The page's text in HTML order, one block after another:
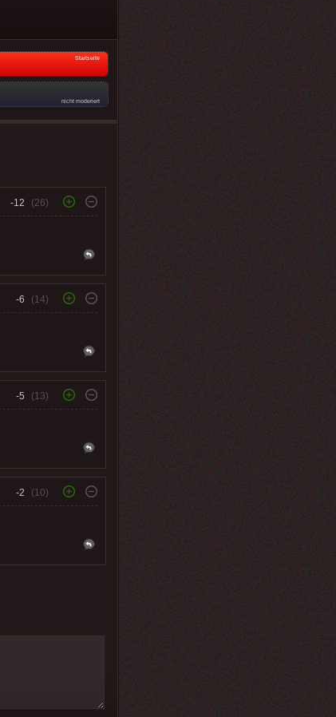
Startseite
nicht moderiert
-12 (26)
-6 (14)
-5 (13)
-2 (10)